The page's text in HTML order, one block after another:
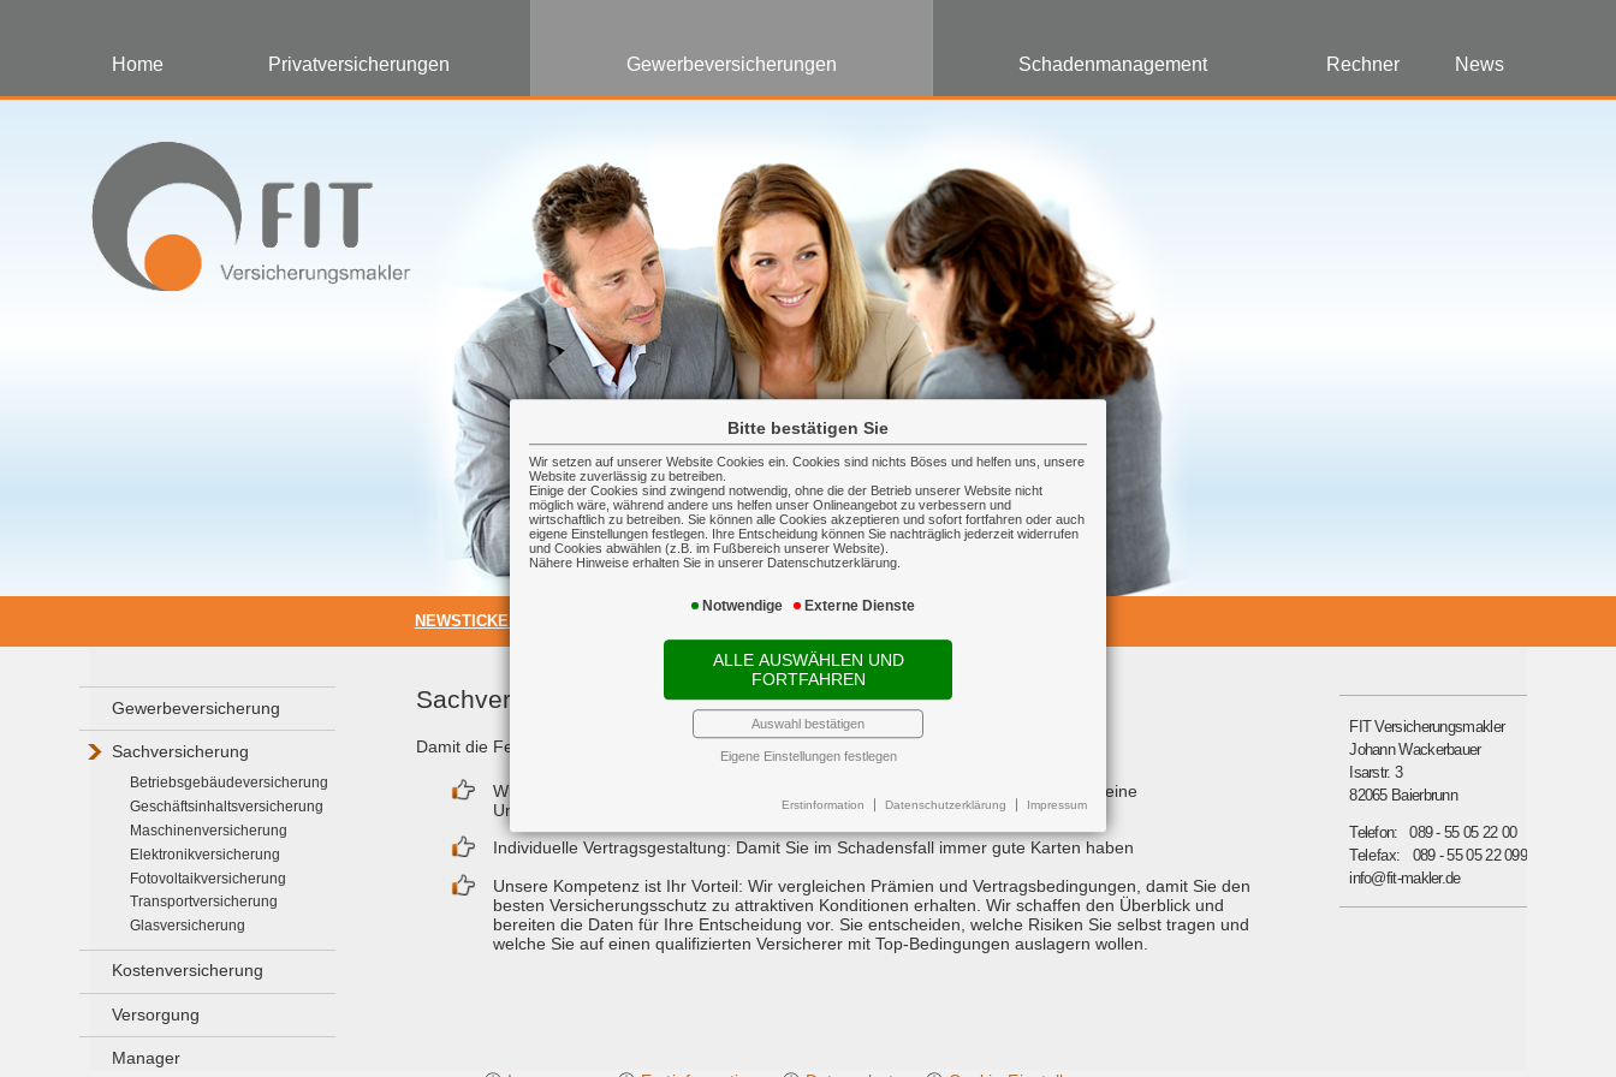
Bitte bestätigen Sie
Wir setzen auf unserer Website Cookies ein. Cookies sind nichts Böses und helfen uns, unsere
Website zuverlässig zu betreiben.
Einige der Cookies sind zwingend notwendig, ohne die der Betrieb unserer Website nicht
möglich wäre, während andere uns helfen unser Onlineangebot zu verbessern und
wirtschaftlich zu betreiben. Sie können alle Cookies akzeptieren und sofort fortfahren oder auch
eigene Einstellungen festlegen. Ihre Entscheidung können Sie nachträglich jederzeit widerrufen
und Cookies abwählen (z.B. im Fußbereich unserer Website).
Nähere Hinweise erhalten Sie in unserer Datenschutzerklärung.
Notwendige Externe Dienste
ALLE AUSWÄHLEN UND
FORTFAHREN
Auswahl bestätigen
Eigene Einstellungen festlegen
Erstinformation Datenschutzerklärung Impressum
Home Privatversicherungen Gewerbeversicherungen
Gewerbeversicherung
Sachversicherung
Betriebsgebäudeversicherung
Geschäftsinhaltsversicherung
Maschinenversicherung
Elektronikversicherung
Fotovoltaikversicherung
Transportversicherung
Glasversicherung
Kostenversicherung
Versorgung
Manager
Schadenmanagement Rechner News
NEWSTICKER:
FIT Versicherungsmakler
Johann Wackerbauer
Isarstr. 3
82065 Baierbrunn
089 - 55 05 22 00
089 - 55 05 22 099
info@fit-makler.de
Sachversicherung für Ihre Vermögenswerte
Damit die Feuerversicherung im Schadensfall auch zahlt, wenn es um Ihre Existenz geht.
Wir unterstützen Sie bei der richtigen Ermittlung des Versicherungswerts - damit eine
Unterversicherung ausgeschlossen ist
Individuelle Vertragsgestaltung: Damit Sie im Schadensfall immer gute Karten haben
Unsere Kompetenz ist Ihr Vorteil: Wir vergleichen Prämien und Vertragsbedingungen, damit Sie den
besten Versicherungsschutz zu attraktiven Konditionen erhalten. Wir schaffen den Überblick und
bereiten die Daten für Ihre Entscheidung vor. Sie entscheiden, welche Risiken Sie selbst tragen und
welche Sie auf einen qualifizierten Versicherer mit Top-Bedingungen auslagern wollen.